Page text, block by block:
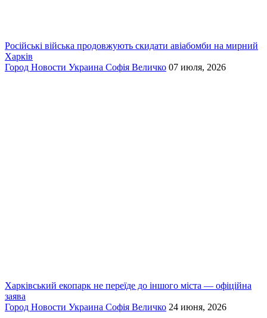
Російські війська продовжують скидати авіабомби на мирний
Харків
Город Новости Украина Софія Величко 07 июля, 2026
Харківський екопарк не переїде до іншого міста — офіційна
заява
Город Новости Украина Софія Величко 24 июня, 2026